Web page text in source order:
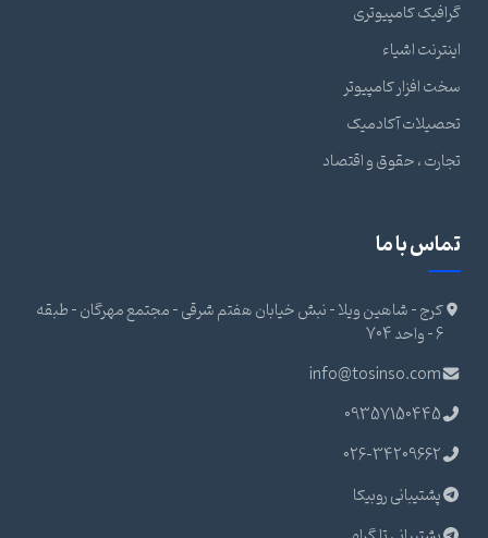
گرافیک کامپیوتری
اینترنت اشیاء
سخت افزار کامپیوتر
تحصیلات آکادمیک
تجارت ، حقوق و اقتصاد
تماس با ما
کرج - شاهین ویلا - نبش خیابان هفتم شرقی - مجتمع مهرگان - طبقه
6 - واحد 704
info@tosinso.com
09357150445
026-34209662
پشتیبانی روبیکا